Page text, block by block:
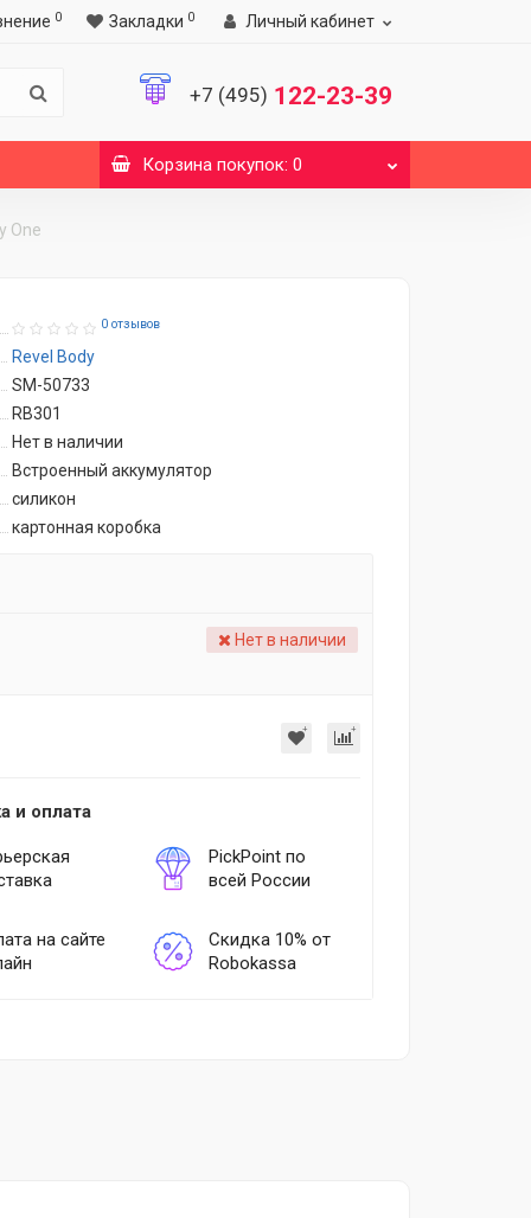
0 Закладки 0 Личный кабинет
+7 (495) 122-23-39
Корзинапокупок: 0
One
0 отзывов
Revel Body
SM-50733
RB301
Нет в наличии
Встроенный аккумулятор
силикон
картонная коробка
Нет в наличии
и оплата
PickPoint по
всей России
на сайте
Скидка 10% от
Robokassa